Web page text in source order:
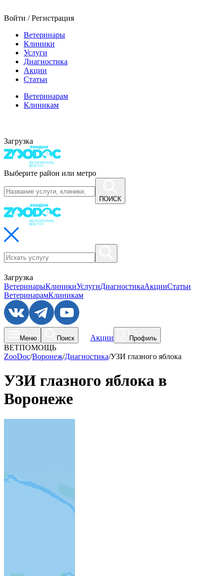
Войти / Регистрация
Ветеринары
Клиники
Услуги
Диагностика
Акции
Статьи
Ветеринарам
Клиникам
Загрузка
Выберите район или метро
ПОИСК
Загрузка
ВетеринарыКлиникиУслугиДиагностикаАкцииСтатьи
ВетеринарамКлиникам
Меню Поиск Акции Профиль
ВЕТПОМОЩЬ
ZooDoc/Воронеж/Диагностика/УЗИ глазного яблока
УЗИ глазного яблока в
Воронеже